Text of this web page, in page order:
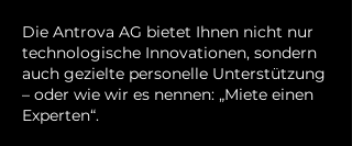
Die Antrova AG bietet Ihnen nicht nur
technologische Innovationen, sondern
auch gezielte personelle Unterstützung
– oder wie wir es nennen: „Miete einen
Experten“.